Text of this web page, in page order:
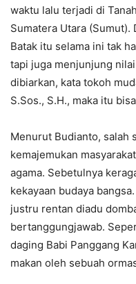
waktu lalu terjadi di
Sumatera Utara
Batak itu selama ini tak
tapi juga menjunjung
dibiarkan, kata tokoh
S.Sos., S.H., maka itu
Menurut Budianto, salah
kemajemukan
agama. Sebetulnya
kekayaan budaya
justru rentan diadu
bertanggungjawab.
daging Babi Panggang
makan oleh sebuah